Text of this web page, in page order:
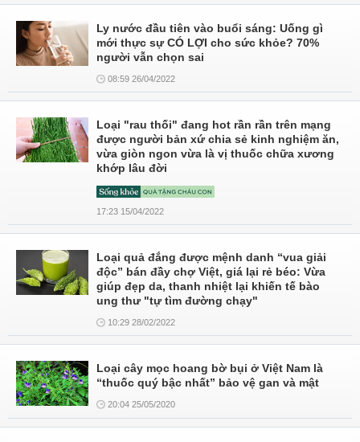
Ly nước đầu tiên vào buổi sáng: Uống gì
mới thực sự CÓ LỢI cho sức khỏe? 70%
người vẫn chọn sai
08:59 26/04/2022
Loại "rau thối" đang hot rần rần trên mạng
được người bản xứ chia sẻ kinh nghiệm ăn,
vừa giòn ngon vừa là vị thuốc chữa xương
khớp lâu đời
17:23 15/04/2022
Loại quả đắng được mệnh danh “vua giải
độc” bán đầy chợ Việt, giá lại rẻ béo: Vừa
giúp đẹp da, thanh nhiệt lại khiến tế bào
ung thư "tự tìm đường chạy"
10:29 28/02/2022
Loại cây mọc hoang bờ bụi ở Việt Nam là
“thuốc quý bậc nhất” bảo vệ gan và mật
20:04 25/05/2020